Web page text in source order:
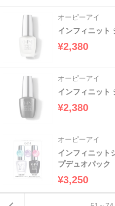
オーピーアイ
インフィニット
¥2,380
オーピーアイ
インフィニット
¥2,380
オーピーアイ
インフィニット
プデュオパック
¥3,250